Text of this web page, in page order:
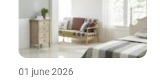
01 june 2026